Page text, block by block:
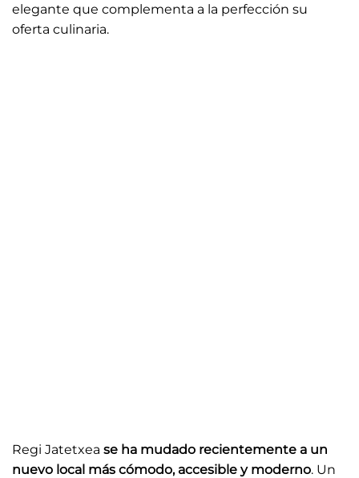
elegante que complementa a la perfección su
oferta culinaria.
Regi Jatetxea se ha mudado recientemente a un
nuevo local más cómodo, accesible y moderno. Un